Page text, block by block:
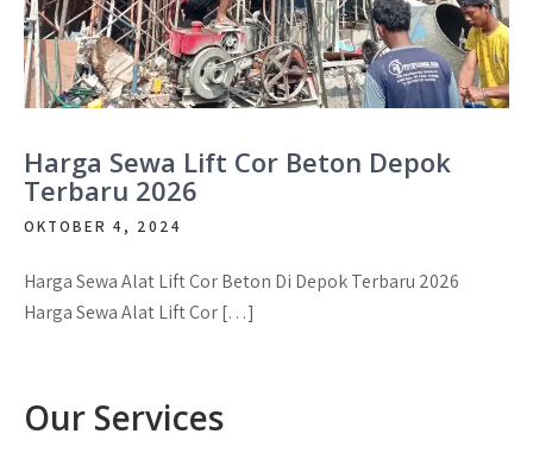
Harga Sewa Lift Cor Beton Depok
Terbaru 2026
OKTOBER 4, 2024
Harga Sewa Alat Lift Cor Beton Di Depok Terbaru 2026
Harga Sewa Alat Lift Cor […]
Our Services